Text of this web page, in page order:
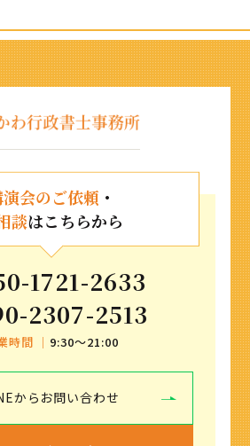
会のご依頼 ・
談はこちらから
1721-2633
2307-2513
時間 ｜ 9:30〜21:00
からお問い合わせ